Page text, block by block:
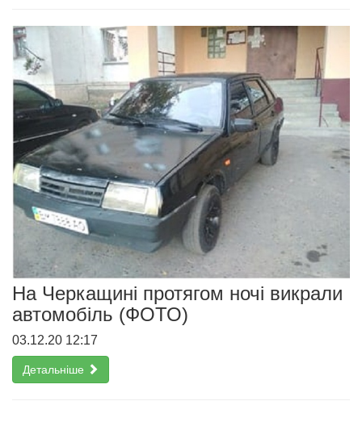
На Черкащині протягом ночі викрали
автомобіль (ФОТО)
03.12.20 12:17
Детальніше